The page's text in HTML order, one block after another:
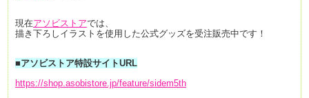
現在アソビストアでは、
描き下ろしイラストを使用した公式グッズを受注販売中です！
■アソビストア特設サイトURL
https://shop.asobistore.jp/feature/sidem5th